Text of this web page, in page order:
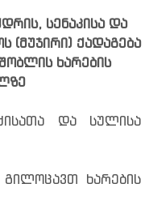
სენაკისა და
(მუჯირი) ქადაგება
ხარების
და სულისა
ხარების